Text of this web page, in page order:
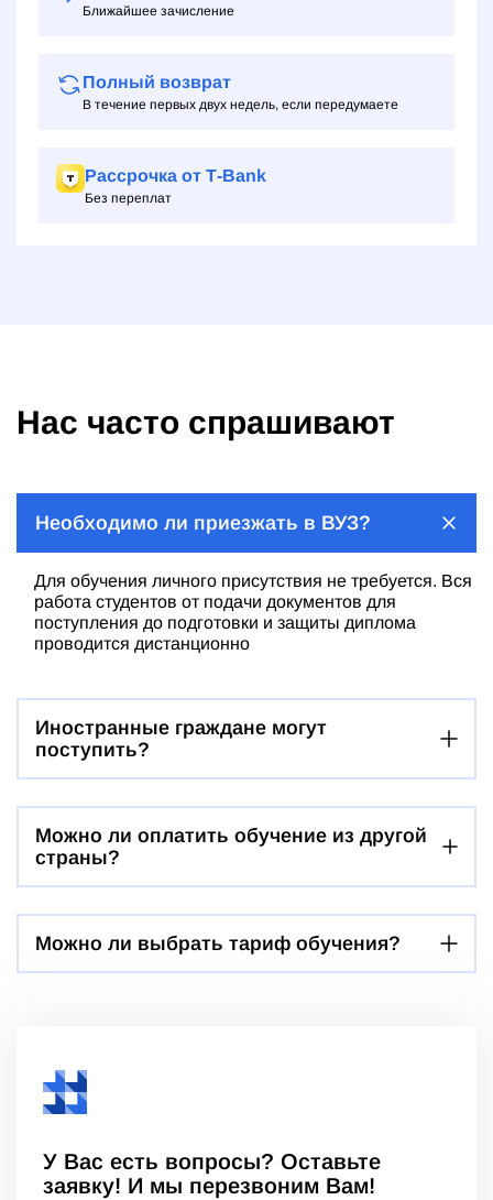
Ближайшее зачисление
Полный возврат
В течение первых двух недель, если передумаете
Рассрочка от Т‑Bank
Без переплат
Нас часто спрашивают
Необходимо ли приезжать в ВУЗ?
Для обучения личного присутствия не требуется. Вся
работа студентов от подачи документов для
поступления до подготовки и защиты диплома
проводится дистанционно
Иностранные граждане могут
поступить?
Можно ли оплатить обучение из другой
страны?
Можно ли выбрать тариф обучения?
У Вас есть вопросы? Оставьте
заявку! И мы перезвоним Вам!